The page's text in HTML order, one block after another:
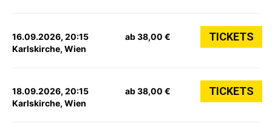
16.09.2026, 20:15
Karlskirche, Wien
ab 38,00 € TICKETS
18.09.2026, 20:15
Karlskirche, Wien
ab 38,00 € TICKETS